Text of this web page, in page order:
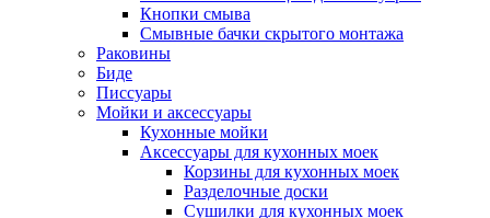
Кнопки смыва
Смывные бачки скрытого монтажа
Раковины
Биде
Писсуары
Мойки и аксессуары
Кухонные мойки
Аксессуары для кухонных моек
Корзины для кухонных моек
Разделочные доски
Сушилки для кухонных моек